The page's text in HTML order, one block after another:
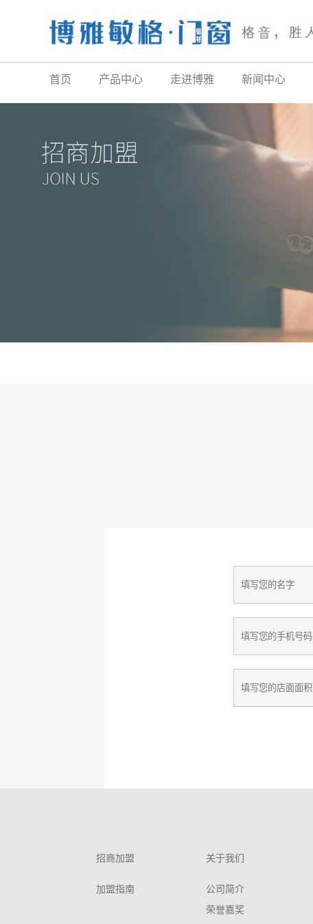
首页 产品中心 走进博雅 新闻中心
招商加盟
加盟指南
关于我们
公司简介
荣誉嘉奖